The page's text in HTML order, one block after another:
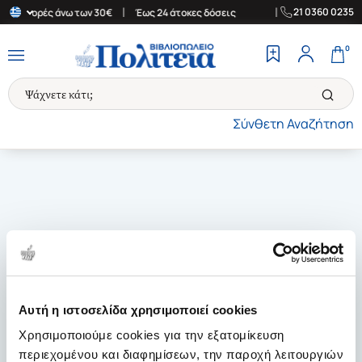
Αυτή η ιστοσελίδα χρησιμοποιεί cookies
Χρησιμοποιούμε cookies για την εξατομίκευση
περιεχομένου και διαφημίσεων, την παροχή λειτουργιών
αγορές άνω των 30€ Έως 24 άτοκες δόσεις Δωρεάν
21 0360 0235
Σύνθετη Αναζήτηση
0